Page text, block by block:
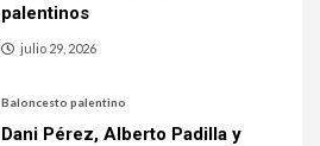
palentinos
julio 29, 2026
Baloncesto palentino
Dani Pérez, Alberto Padilla y